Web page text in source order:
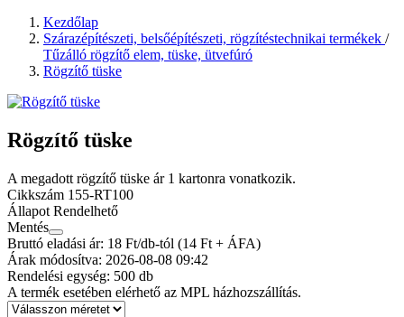
Kezdőlap
Szárazépítészeti, belsőépítészeti, rögzítéstechnikai termékek /
Tűzálló rögzítő elem, tüske, ütvefúró
Rögzítő tüske
Rögzítő tüske
A megadott rögzítő tüske ár 1 kartonra vonatkozik.
Cikkszám 155-RT100
Állapot Rendelhető
Mentés
Bruttó eladási ár: 18 Ft/db-tól (14 Ft + ÁFA)
Árak módosítva: 2026-08-08 09:42
Rendelési egység: 500 db
A termék esetében elérhető az MPL házhozszállítás.